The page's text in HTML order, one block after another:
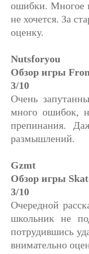
ошибки. Многое
не хочется. За
оценку.
Nutsforyou
Обзор игры
3/10
Очень
много ошибок,
препинания.
размышлений.
Gzmt
Обзор игры
3/10
Очередной
школьник не
потрудившись
внимательно